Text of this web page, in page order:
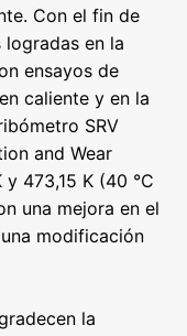
Con el fin de
en la
ensayos de
caliente y en la
SRV
and Wear
473,15 K (40 °C
una mejora en el
modificación
la